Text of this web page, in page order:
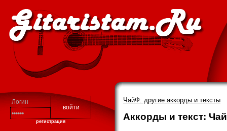
регистрация
ЧайФ: другие аккорды и тексты
Аккорды и текст: